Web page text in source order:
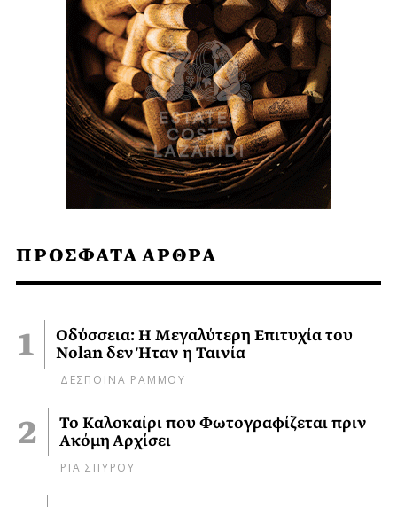
ΠΡΟΣΦΑΤΑ ΑΡΘΡΑ
Οδύσσεια: Η Μεγαλύτερη Επιτυχία του
Nolan δεν Ήταν η Ταινία
ΔΕΣΠΟΙΝΑ ΡΑΜΜΟΥ
Το Καλοκαίρι που Φωτογραφίζεται πριν
Ακόμη Αρχίσει
ΡΙΑ ΣΠΥΡΟΥ